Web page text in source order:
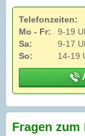
Telefonzeiten:
Mo - Fr:
9-19
Sa:
9-17
So:
14-19
Fragen zum